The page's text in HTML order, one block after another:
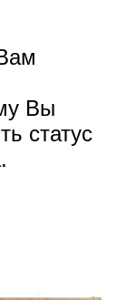
Вы
статус